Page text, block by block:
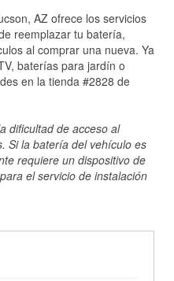
AZ ofrece los servicios
reemplazar tu batería,
al comprar una nueva. Ya
baterías para jardín o
en la tienda #2828 de
dificultad de acceso al
Si la batería del vehículo es
requiere un dispositivo de
el servicio de instalación